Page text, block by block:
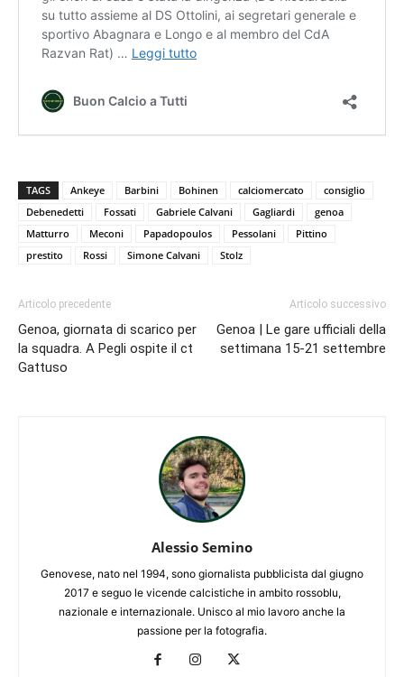
TAGS Ankeye Barbini Bohinen calciomercato
consiglio
Debenedetti
Fossati Gabriele Calvani Gagliardi
genoa
Matturro
Meconi Papadopoulos Pessolani
Pittino
prestito
Rossi Simone Calvani Stolz
Articolo precedente
Genoa, giornata di scarico per
la squadra. A Pegli ospite il ct
Gattuso
Articolo successivo
Genoa | Le gare ufficiali della
settimana 15-21 settembre
Alessio Semino
Genovese, nato nel 1994, sono giornalista pubblicista dal giugno
2017 e seguo le vicende calcistiche in ambito rossoblu,
nazionale e internazionale. Unisco al mio lavoro anche la
passione per la fotografia.